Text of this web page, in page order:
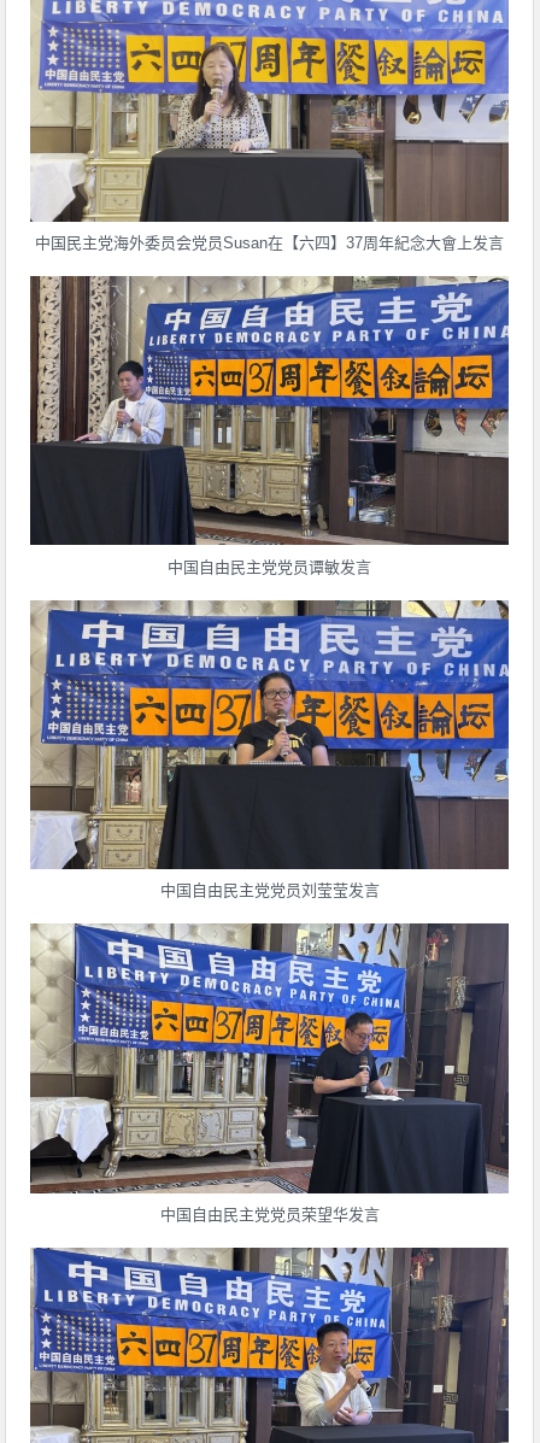
中国民主党海外委员会党员Susan在【六四】37周年紀念大會上发言
中国自由民主党党员谭敏发言
中国自由民主党党员刘莹莹发言
中国自由民主党党员荣望华发言